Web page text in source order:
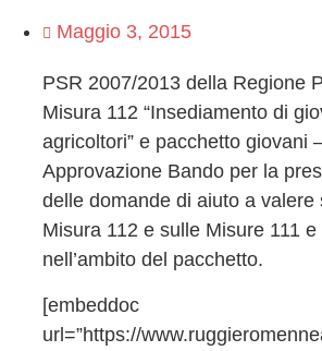
Maggio 3, 2015
PSR 2007/2013 della Regione
Misura 112 “Insediamento di
agricoltori” e pacchetto giovani
Approvazione Bando per la
delle domande di aiuto a valere
Misura 112 e sulle Misure 111 e
nell’ambito del pacchetto.
[embeddoc
url=”https://